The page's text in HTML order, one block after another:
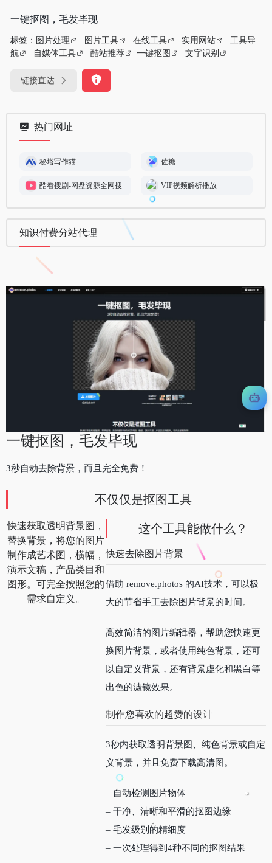
一键抠图，毛发毕现
标签： 图片处理 图片工具 在线工具 实用网站
工具导
航
自媒体工具 酷站推荐 一键抠图 文字识别
链接直达
热门网址
秘塔写作猫 佐糖
酷看搜剧-网盘资源全网搜 VIP视频解析播放
知识付费分站代理
一键抠图，毛发毕现
3秒自动去除背景，而且完全免费！
不仅仅是抠图工具
快速获取透明背景图，
替换背景，将您的图片
制作成艺术图，横幅，
演示文稿，产品类目和
图形。可完全按照您的
需求自定义。
这个工具能做什么？
快速去除图片背景
借助 remove.photos 的AI技术，可以极
大的节省手工去除图片背景的时间。
高效简洁的图片编辑器，帮助您快速更
换图片背景，或者使用纯色背景，还可
以自定义背景，还有背景虚化和黑白等
出色的滤镜效果。
制作您喜欢的超赞的设计
3秒内获取透明背景图、纯色背景或自定
义背景，并且免费下载高清图。
– 自动检测图片物体
– 干净、清晰和平滑的抠图边缘
– 毛发级别的精细度
– 一次处理得到4种不同的抠图结果